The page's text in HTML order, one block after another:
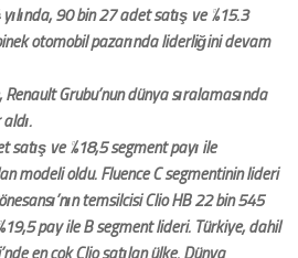
90 bin 27 adet satış ve %15.3
otomobil pazarında liderliğini devam
Grubu’nun dünya sıralamasında
satış ve %18,5 segment payı ile
modeli oldu. Fluence C segmentinin lideri
temsilcisi Clio HB 22 bin 545
pay ile B segment lideri. Türkiye, dahil
en çok Clio satılan ülke. Dünya